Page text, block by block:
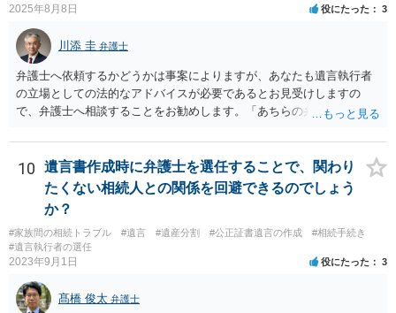
2025年8月8日 役にたった 3
川添 圭 弁護士
弁護士へ依頼するかどうかは事案によりますが、あなたも遺言執行者
の立場としての法的なアドバイスが必要であるとお見受けしますの
で、弁護士へ相談することをお勧めします。「あちらの弁護士」（元
誘導しかしてこないと思います。
10
遺言書作成時に弁護士を選任することで、関わり
たくない相続人との関係を回避できるのでしょう
か？
#家族間の相続トラブル #遺言 #遺産分割 #公正証書遺言の作成
#相続手続き
#遺言執行者の選任
2023年9月1日 役にたった 3
髙橋 俊太 弁護士